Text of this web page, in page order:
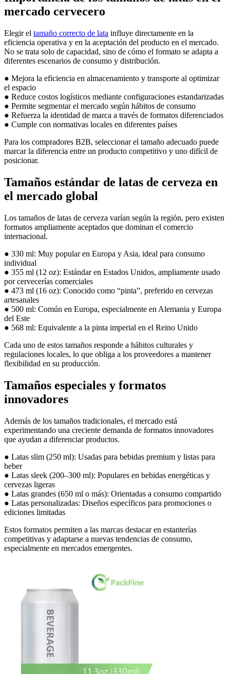
mercado cervecero
Elegir el tamaño correcto de lata influye directamente en la
eficiencia operativa y en la aceptación del producto en el mercado.
No se trata solo de capacidad, sino de cómo el formato se adapta a
diferentes escenarios de consumo y distribución.
● Mejora la eficiencia en almacenamiento y transporte al optimizar
el espacio
● Reduce costos logísticos mediante configuraciones estandarizadas
● Permite segmentar el mercado según hábitos de consumo
● Refuerza la identidad de marca a través de formatos diferenciados
● Cumple con normativas locales en diferentes países
Para los compradores B2B, seleccionar el tamaño adecuado puede
marcar la diferencia entre un producto competitivo y uno difícil de
posicionar.
Tamaños estándar de latas de cerveza en
el mercado global
Los tamaños de latas de cerveza varían según la región, pero existen
formatos ampliamente aceptados que dominan el comercio
internacional.
● 330 ml: Muy popular en Europa y Asia, ideal para consumo
individual
● 355 ml (12 oz): Estándar en Estados Unidos, ampliamente usado
por cervecerías comerciales
● 473 ml (16 oz): Conocido como “pinta”, preferido en cervezas
artesanales
● 500 ml: Común en Europa, especialmente en Alemania y Europa
del Este
● 568 ml: Equivalente a la pinta imperial en el Reino Unido
Cada uno de estos tamaños responde a hábitos culturales y
regulaciones locales, lo que obliga a los proveedores a mantener
flexibilidad en su producción.
Tamaños especiales y formatos
innovadores
Además de los tamaños tradicionales, el mercado está
experimentando una creciente demanda de formatos innovadores
que ayudan a diferenciar productos.
● Latas slim (250 ml): Usadas para bebidas premium y listas para
beber
● Latas sleek (200–300 ml): Populares en bebidas energéticas y
cervezas ligeras
● Latas grandes (650 ml o más): Orientadas a consumo compartido
● Latas personalizadas: Diseños específicos para promociones o
ediciones limitadas
Estos formatos permiten a las marcas destacar en estanterías
competitivas y adaptarse a nuevas tendencias de consumo,
especialmente en mercados emergentes.